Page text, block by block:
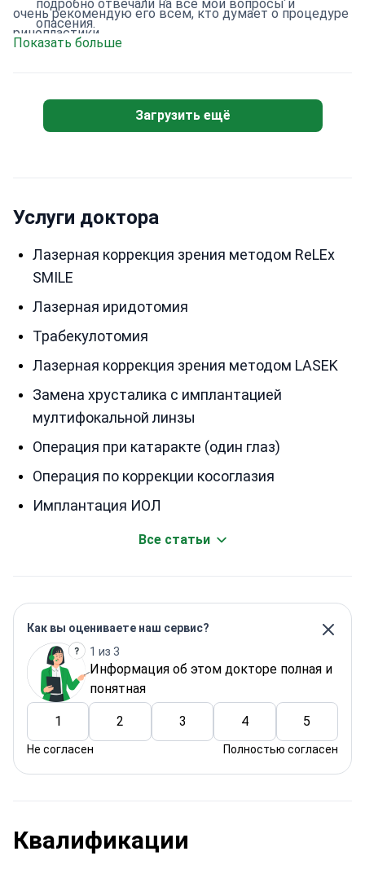
очень рекомендую его всем, кто думает о процедуре
ринопластики.
подробно отвечали на все мои вопросы и
опасения.
Показать больше
Загрузить ещё
Услуги доктора
Лазерная коррекция зрения методом ReLEx
SMILE
Лазерная иридотомия
Трабекулотомия
Лазерная коррекция зрения методом LASEK
Замена хрусталика с имплантацией
мултифокальной линзы
Операция при катаракте (один глаз)
Операция по коррекции косоглазия
Имплантация ИОЛ
Все статьи
Как вы оцениваете наш сервис?
1 из 3
Информация об этом докторе полная и
понятная
1 2 3 4 5
Не согласен Полностью согласен
Квалификации